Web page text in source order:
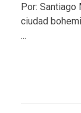
Por: Santiago
ciudad
...